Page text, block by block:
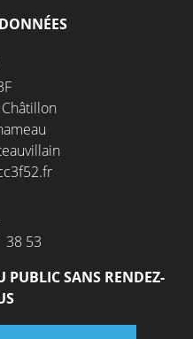
38 53
PUBLIC SANS RENDEZ-